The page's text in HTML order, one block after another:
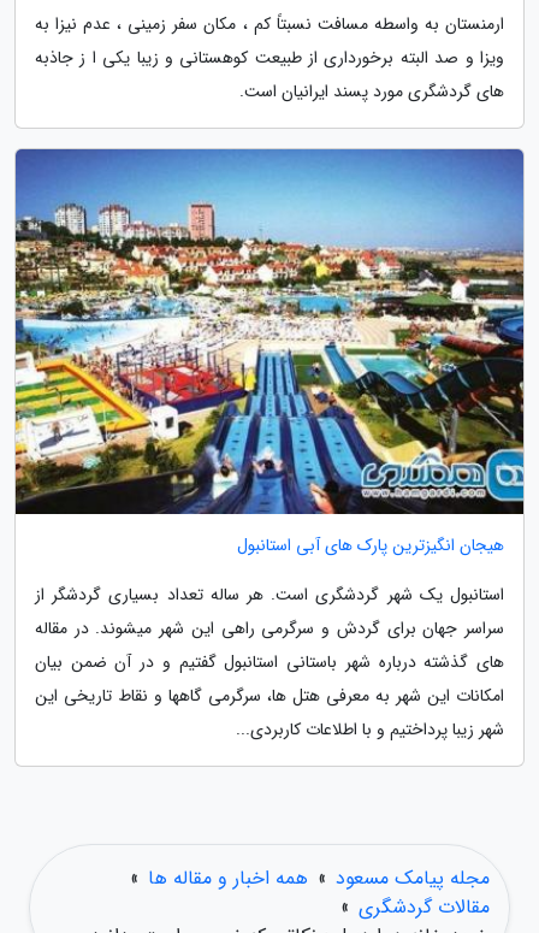
ارمنستان به واسطه مسافت نسبتاً کم ، مکان سفر زمینی ، عدم نیزا به
ویزا و صد البته برخورداری از طبیعت کوهستانی و زیبا یکی ا ز جاذبه
های گردشگری مورد پسند ایرانیان است.
هیجان انگیزترین پارک های آبی استانبول
استانبول یک شهر گردشگری است. هر ساله تعداد بسیاری گردشگر از
سراسر جهان برای گردش و سرگرمی راهی این شهر میشوند. در مقاله
های گذشته درباره شهر باستانی استانبول گفتیم و در آن ضمن بیان
امکانات این شهر به معرفی هتل ها، سرگرمی گاهها و نقاط تاریخی این
شهر زیبا پرداختیم و با اطلاعات کاربردی...
مجله پیامک مسعود » همه اخبار و مقاله ها »
مقالات گردشگری »